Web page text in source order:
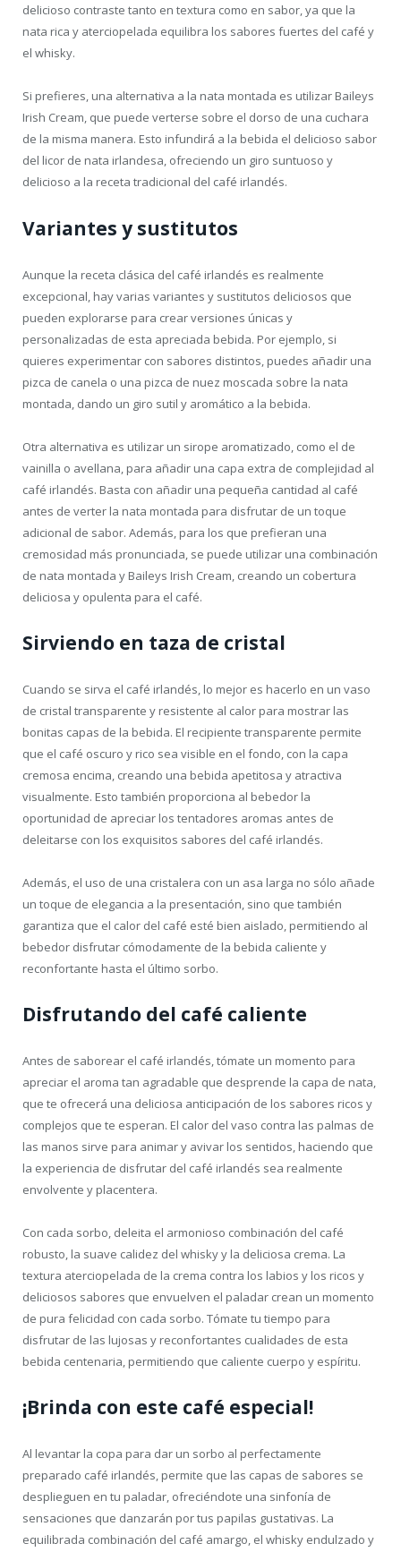
delicioso contraste tanto en textura como en sabor, ya que la
nata rica y aterciopelada equilibra los sabores fuertes del café y
el whisky.
Si prefieres, una alternativa a la nata montada es utilizar Baileys
Irish Cream, que puede verterse sobre el dorso de una cuchara
de la misma manera. Esto infundirá a la bebida el delicioso sabor
del licor de nata irlandesa, ofreciendo un giro suntuoso y
delicioso a la receta tradicional del café irlandés.
Variantes y sustitutos
Aunque la receta clásica del café irlandés es realmente
excepcional, hay varias variantes y sustitutos deliciosos que
pueden explorarse para crear versiones únicas y
personalizadas de esta apreciada bebida. Por ejemplo, si
quieres experimentar con sabores distintos, puedes añadir una
pizca de canela o una pizca de nuez moscada sobre la nata
montada, dando un giro sutil y aromático a la bebida.
Otra alternativa es utilizar un sirope aromatizado, como el de
vainilla o avellana, para añadir una capa extra de complejidad al
café irlandés. Basta con añadir una pequeña cantidad al café
antes de verter la nata montada para disfrutar de un toque
adicional de sabor. Además, para los que prefieran una
cremosidad más pronunciada, se puede utilizar una combinación
de nata montada y Baileys Irish Cream, creando un cobertura
deliciosa y opulenta para el café.
Sirviendo en taza de cristal
Cuando se sirva el café irlandés, lo mejor es hacerlo en un vaso
de cristal transparente y resistente al calor para mostrar las
bonitas capas de la bebida. El recipiente transparente permite
que el café oscuro y rico sea visible en el fondo, con la capa
cremosa encima, creando una bebida apetitosa y atractiva
visualmente. Esto también proporciona al bebedor la
oportunidad de apreciar los tentadores aromas antes de
deleitarse con los exquisitos sabores del café irlandés.
Además, el uso de una cristalera con un asa larga no sólo añade
un toque de elegancia a la presentación, sino que también
garantiza que el calor del café esté bien aislado, permitiendo al
bebedor disfrutar cómodamente de la bebida caliente y
reconfortante hasta el último sorbo.
Disfrutando del café caliente
Antes de saborear el café irlandés, tómate un momento para
apreciar el aroma tan agradable que desprende la capa de nata,
que te ofrecerá una deliciosa anticipación de los sabores ricos y
complejos que te esperan. El calor del vaso contra las palmas de
las manos sirve para animar y avivar los sentidos, haciendo que
la experiencia de disfrutar del café irlandés sea realmente
envolvente y placentera.
Con cada sorbo, deleita el armonioso combinación del café
robusto, la suave calidez del whisky y la deliciosa crema. La
textura aterciopelada de la crema contra los labios y los ricos y
deliciosos sabores que envuelven el paladar crean un momento
de pura felicidad con cada sorbo. Tómate tu tiempo para
disfrutar de las lujosas y reconfortantes cualidades de esta
bebida centenaria, permitiendo que caliente cuerpo y espíritu.
¡Brinda con este café especial!
Al levantar la copa para dar un sorbo al perfectamente
preparado café irlandés, permite que las capas de sabores se
desplieguen en tu paladar, ofreciéndote una sinfonía de
sensaciones que danzarán por tus papilas gustativas. La
equilibrada combinación del café amargo, el whisky endulzado y